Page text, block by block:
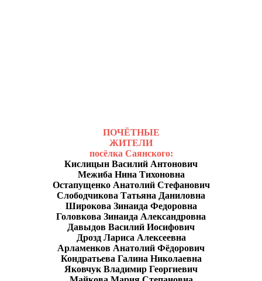
ПОЧЁТНЫЕ
ЖИТЕЛИ
посёлка Саянского:
Кислицын Василий Антонович
Межиба Нина Тихоновна
Остапущенко Анатолий Стефанович
Слободчикова Татьяна Даниловна
Широкова Зинаида Федоровна
Головкова Зинаида Александровна
Давыдов Василий Иосифович
Дрозд Лариса Алексеевна
Арламенков Анатолий Фёдорович
Кондратьева Галина Николаевна
Яковчук Владимир Георгиевич